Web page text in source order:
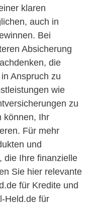
klaren
auch in
Bei
Absicherung
die
Anspruch zu
wie
zu
können, Ihr
Für mehr
und
die Ihre finanzielle
Sie hier relevante
für Kredite und
Held.de für